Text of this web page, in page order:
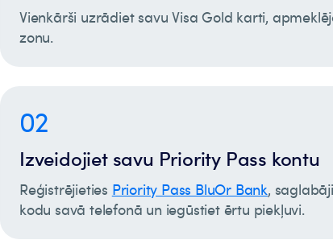
Vienkārši uzrādiet savu Visa Gold karti,
zonu.
02
Izveidojiet savu Priority Pass kontu
Reģistrējieties Priority Pass BluOr Bank,
kodu savā telefonā un iegūstiet ērtu piekļuvi.